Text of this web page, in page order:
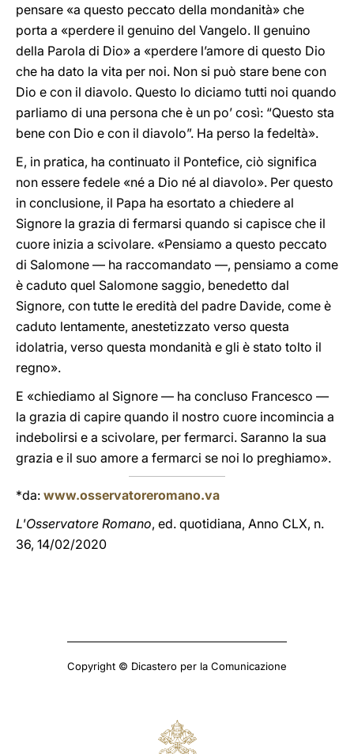
pensare «a questo peccato della mondanità» che
porta a «perdere il genuino del Vangelo. Il genuino
della Parola di Dio» a «perdere l’amore di questo Dio
che ha dato la vita per noi. Non si può stare bene con
Dio e con il diavolo. Questo lo diciamo tutti noi quando
parliamo di una persona che è un po’ così: “Questo sta
bene con Dio e con il diavolo”. Ha perso la fedeltà».
E, in pratica, ha continuato il Pontefice, ciò significa
non essere fedele «né a Dio né al diavolo». Per questo
in conclusione, il Papa ha esortato a chiedere al
Signore la grazia di fermarsi quando si capisce che il
cuore inizia a scivolare. «Pensiamo a questo peccato
di Salomone — ha raccomandato —, pensiamo a come
è caduto quel Salomone saggio, benedetto dal
Signore, con tutte le eredità del padre Davide, come è
caduto lentamente, anestetizzato verso questa
idolatria, verso questa mondanità e gli è stato tolto il
regno».
E «chiediamo al Signore — ha concluso Francesco —
la grazia di capire quando il nostro cuore incomincia a
indebolirsi e a scivolare, per fermarci. Saranno la sua
grazia e il suo amore a fermarci se noi lo preghiamo».
*da: www.osservatoreromano.va
L'Osservatore Romano, ed. quotidiana, Anno CLX, n.
36, 14/02/2020
Copyright © Dicastero per la Comunicazione